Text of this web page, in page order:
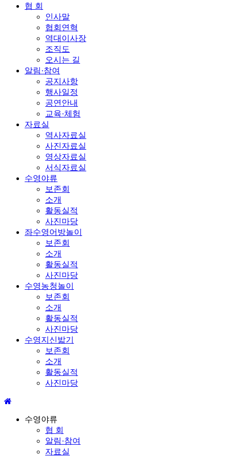
협 회
인사말
협회연혁
역대이사장
조직도
오시는 길
알림·참여
공지사항
행사일정
공연안내
교육·체험
자료실
역사자료실
사진자료실
영상자료실
서식자료실
수영야류
보존회
소개
활동실적
사진마당
좌수영어방놀이
보존회
소개
활동실적
사진마당
수영농청놀이
보존회
소개
활동실적
사진마당
수영지신밟기
보존회
소개
활동실적
사진마당
수영야류
협 회
알림·참여
자료실